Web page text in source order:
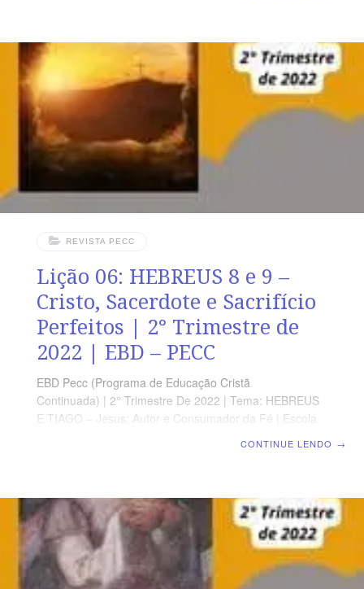
mestres, inclusive o número da página. ORIENTAÇÃO
PEDAGÓGICA Em Hebreus 10 há 39 versos. Sugerimos
começar a aula lendo, com todos os presentes,
Hebreus 10.1-25 (5 a 7 min.). A revista funciona como
guia de estudo
REVISTA PECC
Lição 06: HEBREUS 8 e 9 –
Cristo, Sacerdote e Sacrifício
Perfeitos | 2° Trimestre de
2022 | EBD – PECC
EBD Pecc (Programa de Educação Cristã
Continuada) | 2° Trimestre De 2022 | Tema: HEBREUS
E TIAGO – Jesus: Autor e Consumador da Fé | Escola
alunos e mestres, inclusive o número da página.
ORIENTAÇÃO PEDAGÓGICA Em Hebreus 8 e 9 há 13 e
28 versos, respectivamente. Sugerimos começar a aula
lendo, com todos os presentes, Hebreus 9.11-28 (5 a 7
min.). A
CONTINUE LENDO →